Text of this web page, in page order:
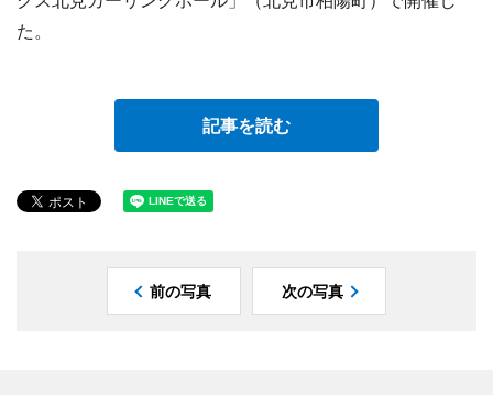
た。
記事を読む
前の写真 次の写真